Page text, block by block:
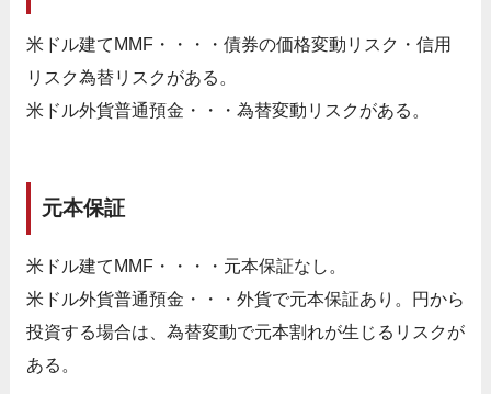
米ドル建てMMF・・・・債券の価格変動リスク・信用
リスク為替リスクがある。
米ドル外貨普通預金・・・為替変動リスクがある。
元本保証
米ドル建てMMF・・・・元本保証なし。
米ドル外貨普通預金・・・外貨で元本保証あり。円から
投資する場合は、為替変動で元本割れが生じるリスクが
ある。